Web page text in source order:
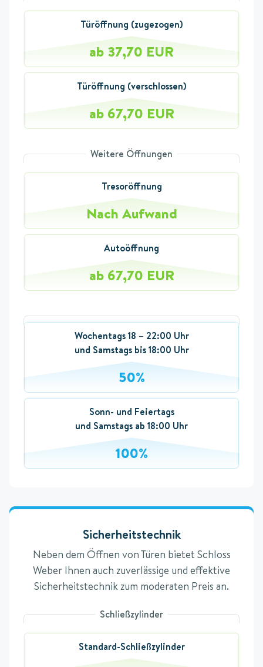
Türöffnung (zugezogen)
ab 37,70 EUR
Türöffnung (verschlossen)
ab 67,70 EUR
Weitere Öffnungen
Tresoröffnung
Nach Aufwand
Autoöffnung
ab 67,70 EUR
Wochentags 18 – 22:00 Uhr
und Samstags bis 18:00 Uhr
50%
Sonn- und Feiertags
und Samstags ab 18:00 Uhr
100%
Sicherheitstechnik
Neben dem Öffnen von Türen bietet Schloss
Weber Ihnen auch zuverlässige und effektive
Sicherheitstechnik zum moderaten Preis an.
Schließzylinder
Standard-Schließzylinder